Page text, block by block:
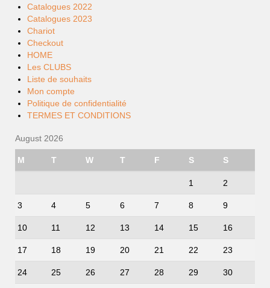
Catalogues 2022
Catalogues 2023
Chariot
Checkout
HOME
Les CLUBS
Liste de souhaits
Mon compte
Politique de confidentialité
TERMES ET CONDITIONS
August 2026
M T W T F S S
1 2
3 4 5 6 7 8 9
10 11 12 13 14 15 16
17 18 19 20 21 22 23
24 25 26 27 28 29 30